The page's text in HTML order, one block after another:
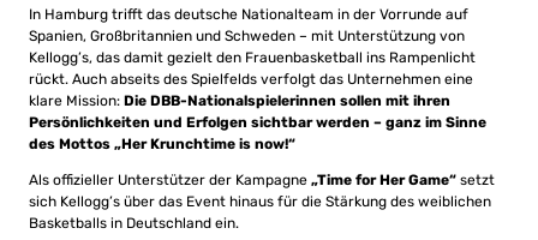
In Hamburg trifft das deutsche Nationalteam in der Vorrunde auf
Spanien, Großbritannien und Schweden – mit Unterstützung von
Kellogg’s, das damit gezielt den Frauenbasketball ins Rampenlicht
rückt. Auch abseits des Spielfelds verfolgt das Unternehmen eine
klare Mission: Die DBB-Nationalspielerinnen sollen mit ihren
Persönlichkeiten und Erfolgen sichtbar werden – ganz im Sinne
des Mottos „Her Krunchtime is now!“
Als offizieller Unterstützer der Kampagne „Time for Her Game“ setzt
sich Kellogg’s über das Event hinaus für die Stärkung des weiblichen
Basketballs in Deutschland ein.